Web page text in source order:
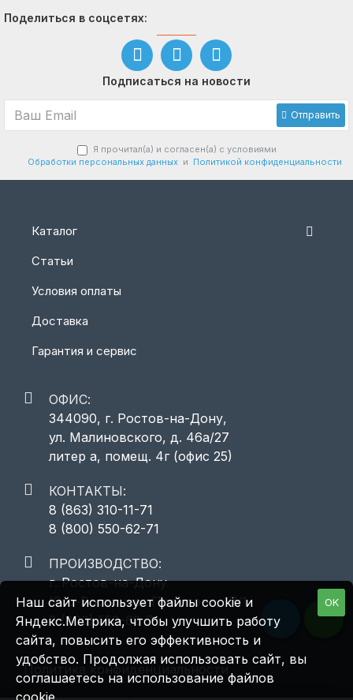
Поделиться в соцсетях:
Подписаться на новости
Отправить
Я прочитал(а) и согласен(а) с условиями
Обработки персональных данных и Политикой конфиденциальности
Каталог
Статьи
Условия оплаты
Доставка
Гарантия и сервис
ОФИС:
344090, г. Ростов-на-Дону,
ул. Малиновского, д. 46а/27
литер а, помещ. 4г (офис 25)
КОНТАКТЫ:
8 (863) 310-11-71
8 (800) 550-62-71
ПРОИЗВОДСТВО:
г. Ростов-на-Дону
Юго-Восточная Промзона, 17/1
8 (800) 550-62-71
Политика конфиденциальности
OK
Наш сайт использует файлы cookie и
Яндекс.Метрика, чтобы улучшить работу
сайта, повысить его эффективность и
удобство. Продолжая использовать сайт, вы
соглашаетесь на использование файлов
cookie.